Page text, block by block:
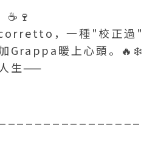
，一種"校正過"
Grappa暖上心頭。🔥❄️
生——